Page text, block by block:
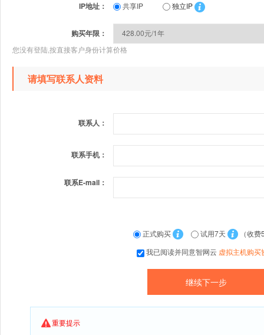
IP地址： 共享IP 独立IP
购买年限：
您没有登陆,按直接客户身份计算价格
请填写联系人资料
联系人：
联系手机：
联系E-mail：
正式购买 试用7天
（收费
我已阅读并同意智网云 虚拟主机购买
重要提示